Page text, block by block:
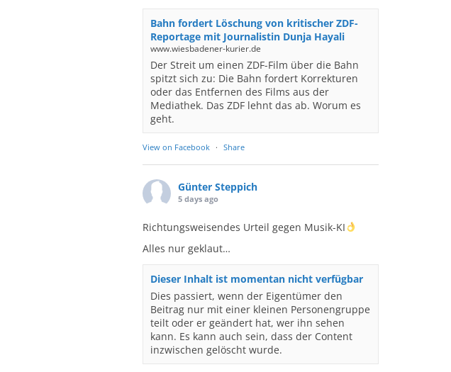
Bahn fordert Löschung von kritischer ZDF-
Reportage mit Journalistin Dunja Hayali
www.wiesbadener-kurier.de
Der Streit um einen ZDF-Film über die Bahn
spitzt sich zu: Die Bahn fordert Korrekturen
oder das Entfernen des Films aus der
Mediathek. Das ZDF lehnt das ab. Worum es
geht.
View on Facebook · Share
Günter Steppich
5 days ago
Richtungsweisendes Urteil gegen Musik-KI
Alles nur geklaut…
Dieser Inhalt ist momentan nicht verfügbar
Dies passiert, wenn der Eigentümer den
Beitrag nur mit einer kleinen Personengruppe
teilt oder er geändert hat, wer ihn sehen
kann. Es kann auch sein, dass der Content
inzwischen gelöscht wurde.